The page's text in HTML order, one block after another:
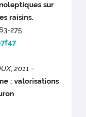
sur
raisins.
275
,2011 -
: valorisations